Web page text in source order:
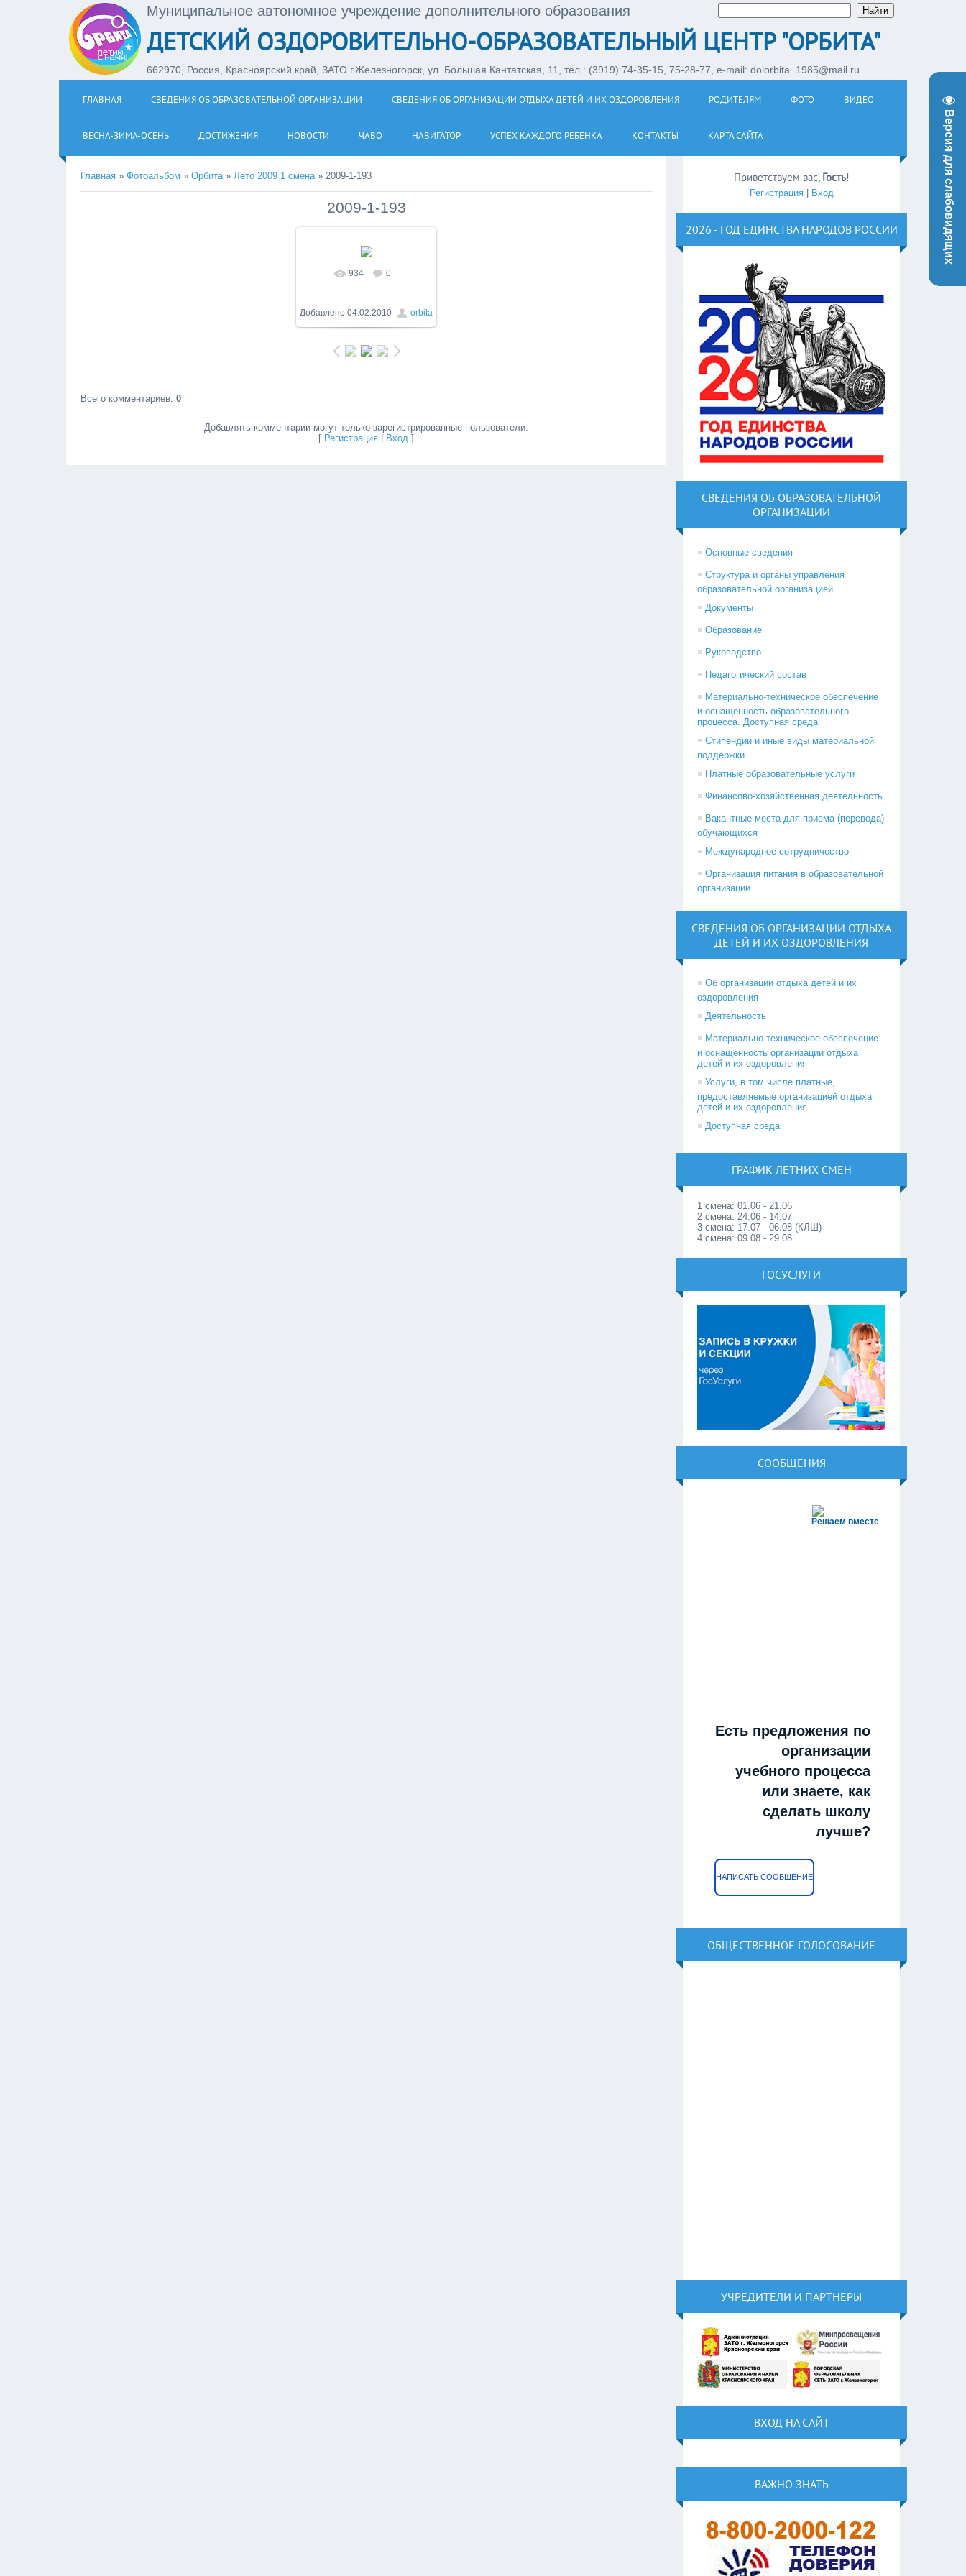
Версия для слабовидящих
Муниципальное автономное учреждение дополнительного образования
ДЕТСКИЙ ОЗДОРОВИТЕЛЬНО-ОБРАЗОВАТЕЛЬНЫЙ ЦЕНТР "ОРБИТА"
662970, Россия, Красноярский край, ЗАТО г.Железногорск, ул. Большая Кантатская, 11, тел.: (3919) 74-35-15, 75-28-77, e-mail: dolorbita_1985@mail.ru
ГЛАВНАЯ СВЕДЕНИЯ ОБ ОБРАЗОВАТЕЛЬНОЙ ОРГАНИЗАЦИИ СВЕДЕНИЯ ОБ ОРГАНИЗАЦИИ ОТДЫХА ДЕТЕЙ И ИХ ОЗДОРОВЛЕНИЯ РОДИТЕЛЯМ ФОТО ВИДЕО
ВЕСНА-ЗИМА-ОСЕНЬ ДОСТИЖЕНИЯ НОВОСТИ ЧАВО НАВИГАТОР УСПЕХ КАЖДОГО РЕБЕНКА КОНТАКТЫ КАРТА САЙТА
Главная » Фотоальбом » Орбита » Лето 2009 1 смена » 2009-1-193
2009-1-193
934 0
Добавлено 04.02.2010 orbita
Всего комментариев: 0
Добавлять комментарии могут только зарегистрированные пользователи.
[ Регистрация Вход ]
Приветствуем вас, Гость!
Регистрация| Вход
2026 - ГОД ЕДИНСТВА НАРОДОВ РОССИИ
СВЕДЕНИЯ ОБ ОБРАЗОВАТЕЛЬНОЙ
ОРГАНИЗАЦИИ
Основные сведения
Структура и органы управления
образовательной организацией
Документы
Образование
Руководство
Педагогический состав
Материально-техническое обеспечение
и оснащенность образовательного
процесса. Доступная среда
Стипендии и иные виды материальной
поддержки
Платные образовательные услуги
Финансово-хозяйственная деятельность
Вакантные места для приема (перевода)
обучающихся
Международное сотрудничество
Организация питания в образовательной
организации
СВЕДЕНИЯ ОБ ОРГАНИЗАЦИИ ОТДЫХА
ДЕТЕЙ И ИХ ОЗДОРОВЛЕНИЯ
Об организации отдыха детей и их
оздоровления
Деятельность
Материально-техническое обеспечение
и оснащенность организации отдыха
детей и их оздоровления
Услуги, в том числе платные,
предоставляемые организацией отдыха
детей и их оздоровления
Доступная среда
ГРАФИК ЛЕТНИХ СМЕН
1 смена: 01.06 - 21.06
2 смена: 24.06 - 14.07
3 смена: 17.07 - 06.08 (КЛШ)
4 смена: 09.08 - 29.08
ГОСУСЛУГИ
СООБЩЕНИЯ
Решаем вместе
Есть предложения по
организации
учебного процесса
или знаете, как
сделать школу
лучше?
НАПИСАТЬ СООБЩЕНИЕ
ОБЩЕСТВЕННОЕ ГОЛОСОВАНИЕ
УЧРЕДИТЕЛИ И ПАРТНЕРЫ
ВХОД НА САЙТ
ВАЖНО ЗНАТЬ